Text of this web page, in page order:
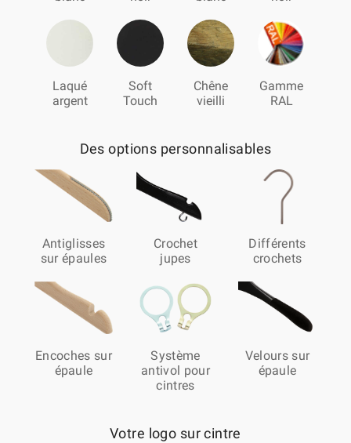
Laqué
argent
Soft
Touch
Chêne
vieilli
Gamme
RAL
Des options personnalisables
Antiglisses
sur épaules
Crochet
jupes
Différents
crochets
Encoches sur
épaule
Système
antivol pour
cintres
Velours sur
épaule
Votre logo sur cintre